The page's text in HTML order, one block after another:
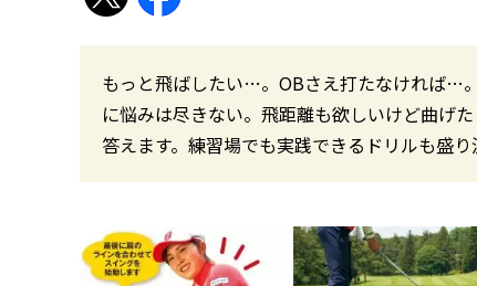
もっと飛ばしたい…。OBさえ打たなければ…
に悩みは尽きない。飛距離も欲しいけど曲げ
答えます。練習場でも実践できるドリルも盛